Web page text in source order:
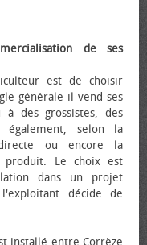
de ses
est de choisir
générale il vend ses
à des grossistes, des
selon la
ou encore la
Le choix est
dans un projet
décide de
installé entre Corrèze